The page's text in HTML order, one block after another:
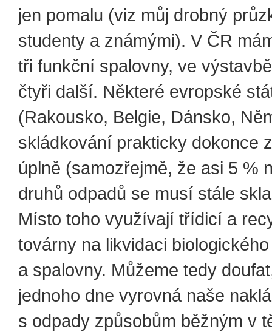
jen pomalu (viz můj drobný
studenty a známými). V ČR
tři funkční spalovny, ve
čtyři další. Některé evropské
(Rakousko, Belgie, Dánsko,
skládkování prakticky dokonce
úplně (samozřejmě, že asi 5 %
druhů odpadů se musí stále
Místo toho využívají třídicí a
továrny na likvidaci
a spalovny. Můžeme tedy
jednoho dne vyrovná naše
s odpady způsobům běžným v